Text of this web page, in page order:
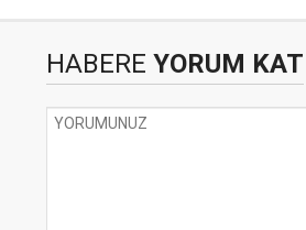
HABERE YORUM KAT